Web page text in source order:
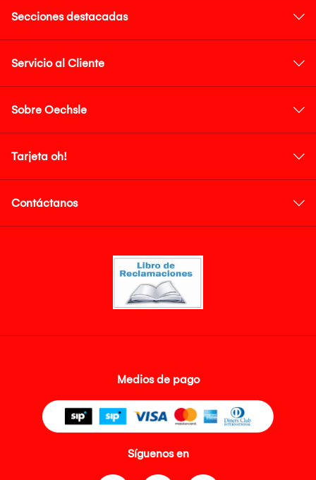
Secciones destacadas
Servicio al Cliente
Sobre Oechsle
Tarjeta oh!
Contáctanos
Medios de pago
Síguenos en